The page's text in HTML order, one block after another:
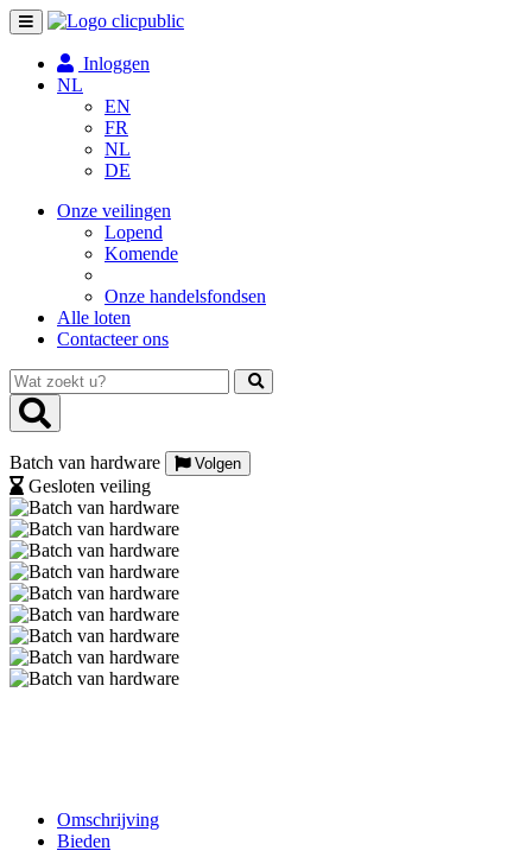
Toggle
navigation
Inloggen
NL
EN
FR
NL
DE
Onze veilingen
Lopend
Komende
Onze handelsfondsen
Alle loten
Contacteer ons
Wat
zoekt
u?
Batch van hardware Volgen
Gesloten veiling
Omschrijving
Bieden